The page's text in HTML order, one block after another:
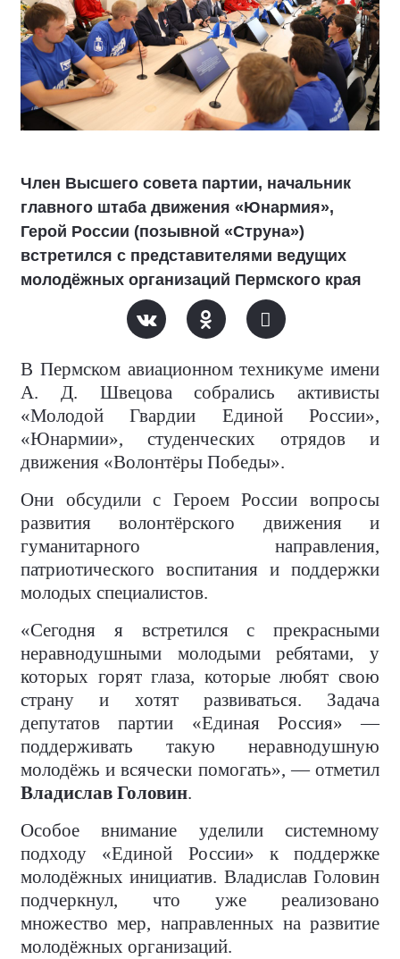
Член Высшего совета партии, начальник
главного штаба движения «Юнармия»,
Герой России (позывной «Струна»)
встретился с представителями ведущих
молодёжных организаций Пермского края
В Пермском авиационном техникуме имени
А. Д. Швецова собрались активисты
«Молодой Гвардии Единой России»,
«Юнармии», студенческих отрядов и
движения «Волонтёры Победы».
Они обсудили с Героем России вопросы
развития волонтёрского движения и
гуманитарного направления,
патриотического воспитания и поддержки
молодых специалистов.
«Сегодня я встретился с прекрасными
неравнодушными молодыми ребятами, у
которых горят глаза, которые любят свою
страну и хотят развиваться. Задача
депутатов партии «Единая Россия» —
поддерживать такую неравнодушную
молодёжь и всячески помогать», — отметил
Владислав Головин.
Особое внимание уделили системному
подходу «Единой России» к поддержке
молодёжных инициатив. Владислав Головин
подчеркнул, что уже реализовано
множество мер, направленных на развитие
молодёжных организаций.